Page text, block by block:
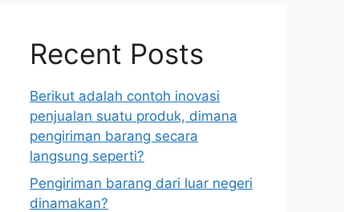
Recent Posts
Berikut adalah contoh inovasi
penjualan suatu produk, dimana
pengiriman barang secara
langsung seperti?
Pengiriman barang dari luar negeri
dinamakan?